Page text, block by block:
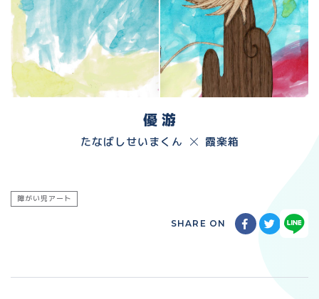
優 游
たなばしせいまくん 霞楽箱
障がい児アート
SHARE ON